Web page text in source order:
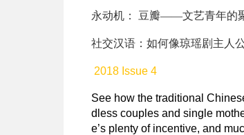
永动机： 豆瓣——文艺青年的
社交汉语： 如何像琼瑶剧主人
2018 Issue 4
See how the traditional
dless couples and single
e’s plenty of incentive, and